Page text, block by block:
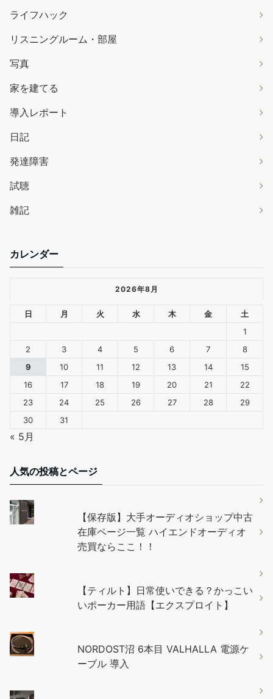
ライフハック
リスニングルーム・部屋
写真
家を建てる
導入レポート
日記
発達障害
試聴
雑記
カレンダー
2026年8月
日 月 火 水 木 金
土
1
2
3 4 5 6 7
8
9
10 11 12 13 14
15
16
17 18 19 20 21
22
23
24 25 26 27 28
29
30
31
« 5月
人気の投稿とページ
【保存版】大手オーディオショップ中古
在庫ページ一覧 ハイエンドオーディオ
売買ならここ！！
【ティルト】日常使いできる？かっこい
いポーカー用語【エクスプロイト】
NORDOST沼 6本目 VALHALLA 電源ケ
ーブル 導入